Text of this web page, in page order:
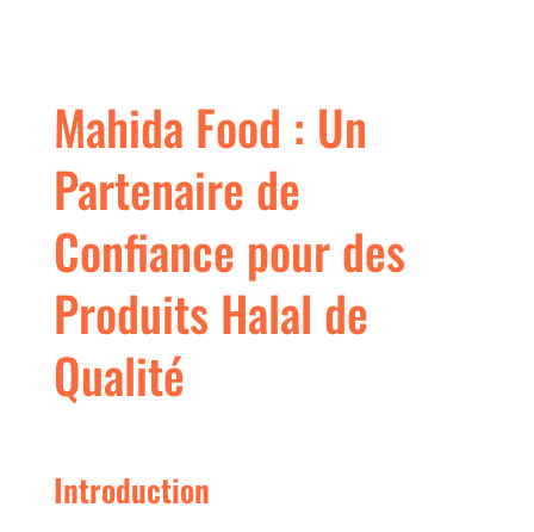
Mahida Food : Un
Partenaire de
Confiance pour des
Produits Halal de
Qualité
Introduction